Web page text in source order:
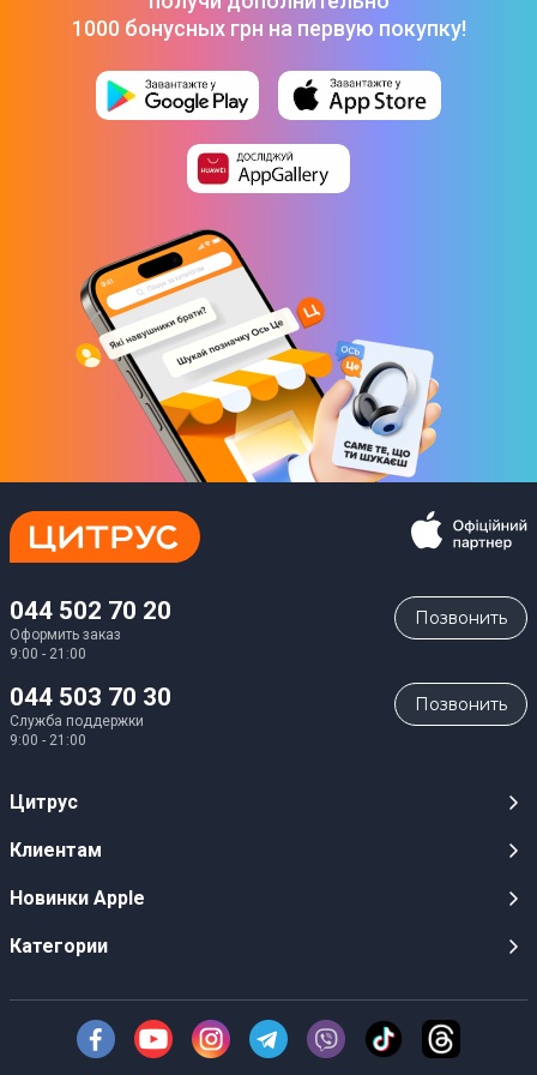
1000 бонусных грн на первую покупку!
044 502 70 20
Оформить заказ
9:00 - 21:00
Позвонить
044 503 70 30
Служба поддержки
9:00 - 21:00
Позвонить
Цитрус
Карьера
Оптовым клиентам
О Компании
Клиентам
Публичные оферты
Инструкции и прошивки
Доставка
Новинки Apple
iPhone 17
iPhone Air
Категории
Техника Apple
Смартфоны